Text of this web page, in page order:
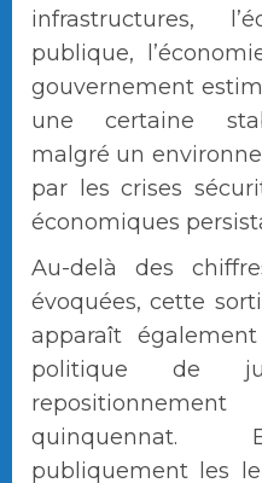
infrastructures,
publique,
gouvernement
une certaine
malgré un
par les crises
économiques
Au-delà des
évoquées, cette
apparaît
politique de
quinquennat.
publiquement les